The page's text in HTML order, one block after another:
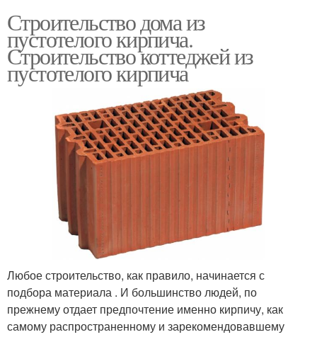
Строительство дома из
пустотелого кирпича.
Строительство коттеджей из
пустотелого кирпича
Любое строительство, как правило, начинается с
подбора материала . И большинство людей, по
прежнему отдает предпочтение именно кирпичу, как
самому распространенному и зарекомендовавшему